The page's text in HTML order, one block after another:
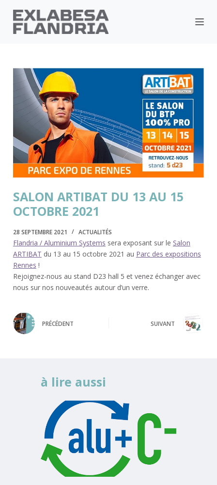
SALON ARTIBAT DU 13 AU 15
OCTOBRE 2021
28 SEPTEMBRE 2021 ACTUALITÉS
Flandria / Aluminium Systems sera exposant sur le Salon
ARTIBAT du 13 au 15 octobre 2021 au Parc des expositions
Rennes !
Rejoignez-nous au stand D23 hall 5 et venez échanger avec
nous sur nos nouveautés autour d’un verre.
PRÉCÉDENT SUIVANT
à lire aussi